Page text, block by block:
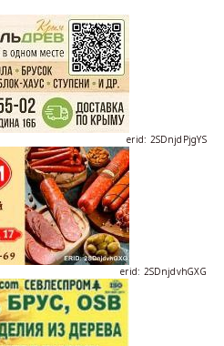
erid: 2SDnjdvhGXG